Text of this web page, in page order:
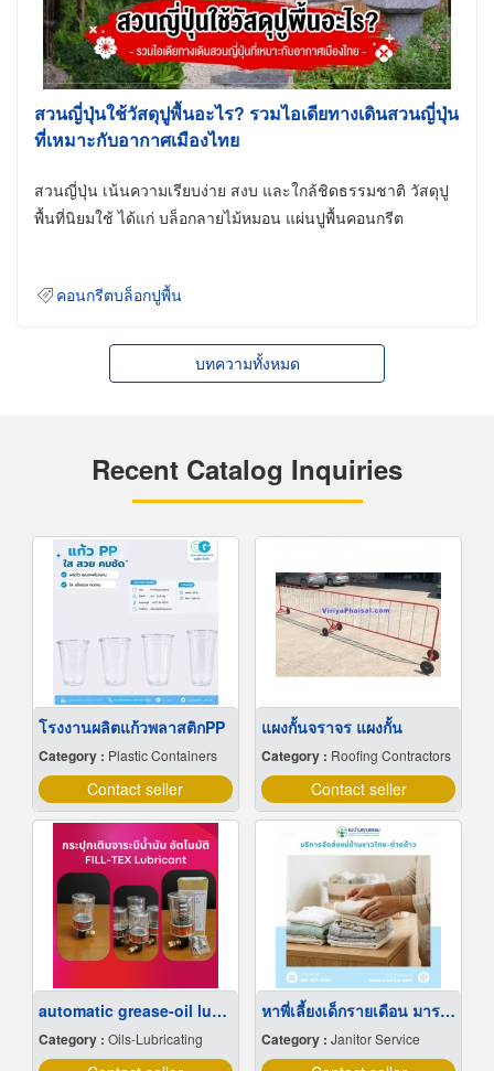
สวนญี่ปุ่นใช้วัสดุปูพื้นอะไร? รวมไอเดียทางเดินสวนญี่ปุ่น
ที่เหมาะกับอากาศเมืองไทย
สวนญี่ปุ่น เน้นความเรียบง่าย สงบ และใกล้ชิดธรรมชาติ วัสดุปู
พื้นที่นิยมใช้ ได้แก่ บล็อกลายไม้หมอน แผ่นปูพื้นคอนกรีต
คอนกรีตบล็อกปูพื้น
บทความทั้งหมด
Recent Catalog Inquiries
โรงงานผลิตแก้วพลาสติกPP
Category : Plastic Containers
Contact seller
แผงกั้นจราจร แผงกั้น
Category : Roofing Contractors
Contact seller
automatic grease-oil lubricator
Category : Oils-Lubricating
หาพี่เลี้ยงเด็กรายเดือน มารยาทดี
Category : Janitor Service